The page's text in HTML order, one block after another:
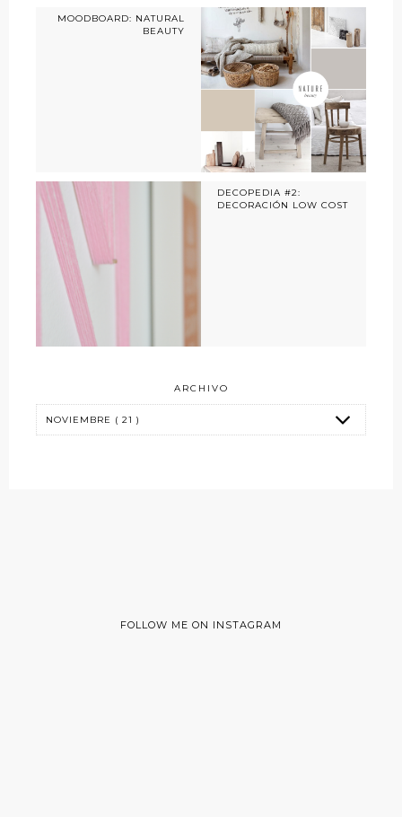
MOODBOARD: NATURAL
BEAUTY
DECOPEDIA #2:
DECORACIÓN LOW COST
ARCHIVO
FOLLOW ME ON INSTAGRAM